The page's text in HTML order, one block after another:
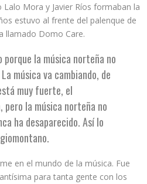
Mora y Javier Ríos formaban la
estuvo al frente del palenque de
llamado Domo Care.
porque la música norteña no
música va cambiando, de
muy fuerte, el
pero la música norteña no
ha desaparecido. Así lo
en el mundo de la música. Fue
para tanta gente con los